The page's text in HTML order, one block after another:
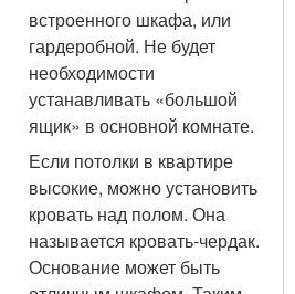
встроенного шкафа, или
гардеробной. Не будет
необходимости
устанавливать «большой
ящик» в основной комнате.
Если потолки в квартире
высокие, можно установить
кровать над полом. Она
называется кровать-чердак.
Основание может быть